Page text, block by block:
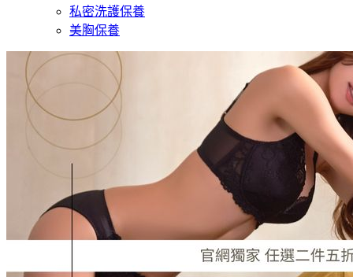
私密洗護保養
美胸保養